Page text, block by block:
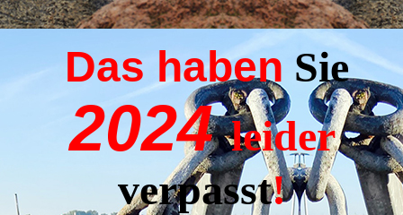
Das haben Sie
2024leider
verpasst!